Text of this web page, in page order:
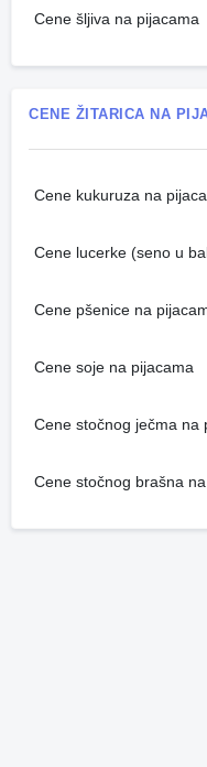
Cene šljiva na pijacama
CENE ŽITARICA NA
Cene kukuruza na
Cene lucerke (seno u
Cene pšenice na
Cene soje na pijacama
Cene stočnog ječma na
Cene stočnog brašna